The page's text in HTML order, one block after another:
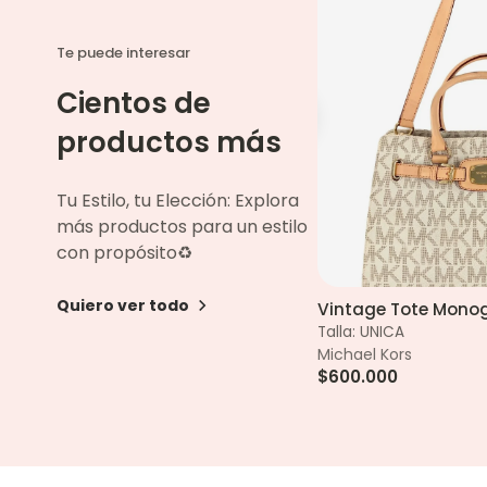
Te puede interesar
Cientos de
productos más
Tu Estilo, tu Elección: Explora
más productos para un estilo
con propósito♻️
Quiero ver todo Vintage Tote
Talla: UNICA
Michael Kors
$600.000